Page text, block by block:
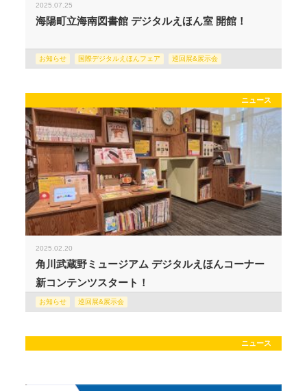
2025.07.25
海陽町立海南図書館 デジタルえほん室 開館！
お知らせ 国際デジタルえほんフェア 巡回展&展示会
ニュース
2025.02.20
角川武蔵野ミュージアム デジタルえほんコーナー
新コンテンツスタート！
お知らせ 巡回展&展示会
ニュース